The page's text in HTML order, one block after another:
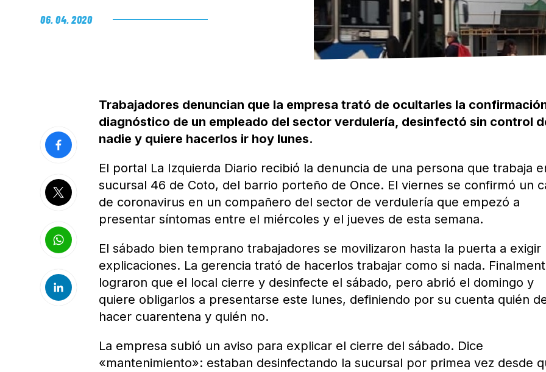
06. 04. 2020
Trabajadores denuncian que la empresa trató de ocultarles la
diagnóstico de un empleado del sector verdulería, desinfectó sin control
nadie y quiere hacerlos ir hoy lunes.
El portal La Izquierda Diario recibió la denuncia de una persona que trabaja
sucursal 46 de Coto, del barrio porteño de Once. El viernes se confirmó un
de coronavirus en un compañero del sector de verdulería que empezó a
presentar síntomas entre el miércoles y el jueves de esta semana.
El sábado bien temprano trabajadores se movilizaron hasta la puerta a exigir
explicaciones. La gerencia trató de hacerlos trabajar como si nada.
lograron que el local cierre y desinfecte el sábado, pero abrió el domingo y
quiere obligarlos a presentarse este lunes, definiendo por su cuenta quién
hacer cuarentena y quién no.
La empresa subió un aviso para explicar el cierre del sábado. Dice
«mantenimiento»: estaban desinfectando la sucursal por primea vez desde